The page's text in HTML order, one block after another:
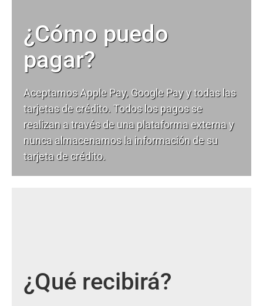
¿Cómo puedo
pagar?
Aceptamos Apple Pay, Google Pay y todas las
tarjetas de crédito. Todos los pagos se
realizan a través de una plataforma externa y
nunca almacenamos la información de su
tarjeta de crédito.
¿Qué recibirá?